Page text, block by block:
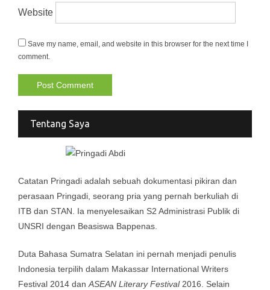
Website
Save my name, email, and website in this browser for the next time I
comment.
Tentang Saya
Catatan Pringadi adalah sebuah dokumentasi pikiran dan
perasaan Pringadi, seorang pria yang pernah berkuliah di
ITB dan STAN. Ia menyelesaikan S2 Administrasi Publik di
UNSRI dengan Beasiswa Bappenas.
Duta Bahasa Sumatra Selatan ini pernah menjadi penulis
Indonesia terpilih dalam Makassar International Writers
Festival 2014 danASEAN Literary Festival2016. Selain